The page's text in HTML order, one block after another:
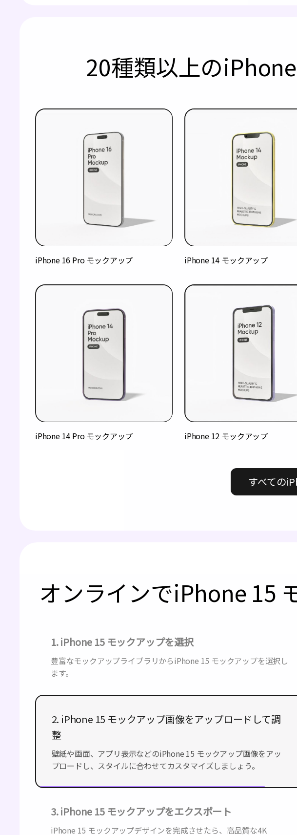
20種類以上の
iPhone 16 Pro モックアップ iPhone 14 モックアップ
iPhone 14 Pro モックアップ iPhone 12 モックアップ
すべての
オンラインでiPhone 15
1. iPhone 15 モックアップを選択
豊富なモックアップライブラリからiPhone 15 モックアップを選択し
ます。
整
壁紙や画面、アプリ表示などのiPhone 15 モックアップ画像をアップ
ロードし、スタイルに合わせてカスタマイズしましょう。
iPhone 15 モックアップデザインを完成させたら、高品質な4K
PNG/JPG画像やMP4動画としてダウンロードできます。